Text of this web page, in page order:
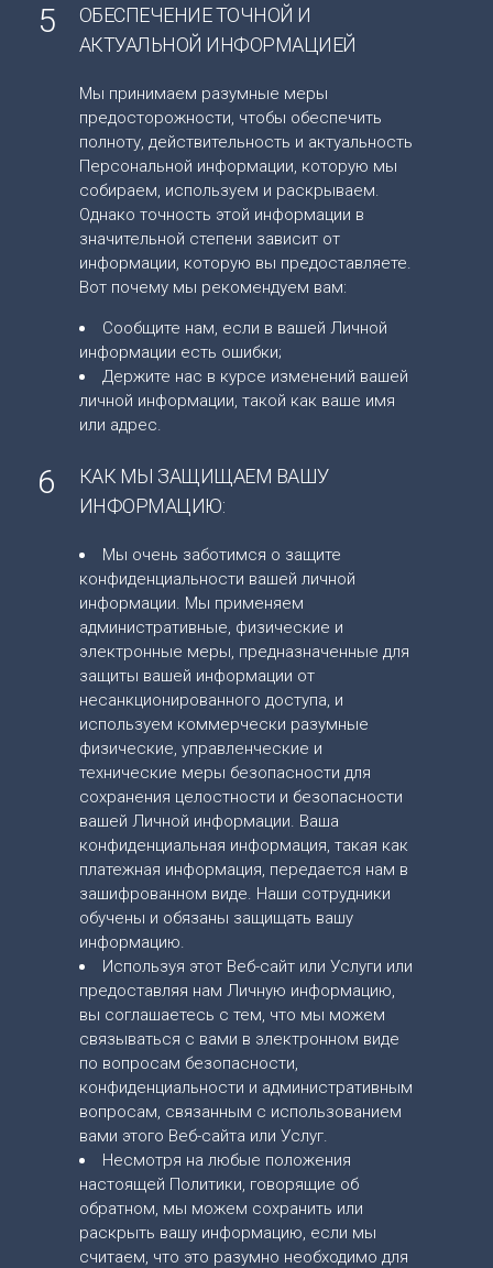
5
ОБЕСПЕЧЕНИЕ ТОЧНОЙ И
АКТУАЛЬНОЙ ИНФОРМАЦИЕЙ
Мы принимаем разумные меры
предосторожности, чтобы обеспечить
полноту, действительность и актуальность
Персональной информации, которую мы
собираем, используем и раскрываем.
Однако точность этой информации в
значительной степени зависит от
информации, которую вы предоставляете.
Вот почему мы рекомендуем вам:
Сообщите нам, если в вашей Личной
информации есть ошибки;
Держите нас в курсе изменений вашей
личной информации, такой как ваше имя
или адрес.
6
КАК МЫ ЗАЩИЩАЕМ ВАШУ
ИНФОРМАЦИЮ:
Мы очень заботимся о защите
конфиденциальности вашей личной
информации. Мы применяем
административные, физические и
электронные меры, предназначенные для
защиты вашей информации от
несанкционированного доступа, и
используем коммерчески разумные
физические, управленческие и
технические меры безопасности для
сохранения целостности и безопасности
вашей Личной информации. Ваша
конфиденциальная информация, такая как
платежная информация, передается нам в
зашифрованном виде. Наши сотрудники
обучены и обязаны защищать вашу
информацию.
Используя этот Веб-сайт или Услуги или
предоставляя нам Личную информацию,
вы соглашаетесь с тем, что мы можем
связываться с вами в электронном виде
по вопросам безопасности,
конфиденциальности и административным
вопросам, связанным с использованием
вами этого Веб-сайта или Услуг.
Несмотря на любые положения
настоящей Политики, говорящие об
обратном, мы можем сохранить или
раскрыть вашу информацию, если мы
считаем, что это разумно необходимо для